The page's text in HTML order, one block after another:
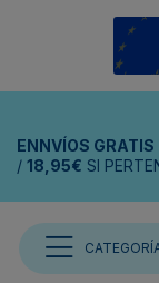
ENNVÍOS GRATIS
/ 18,95€ SI